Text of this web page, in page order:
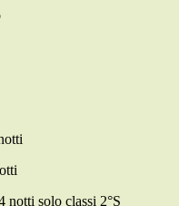
notti solo classi 2°S